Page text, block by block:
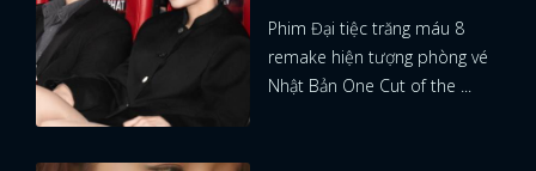
Phim Đại tiệc trăng máu 8
remake hiện tượng phòng vé
Nhật Bản One Cut of the ...